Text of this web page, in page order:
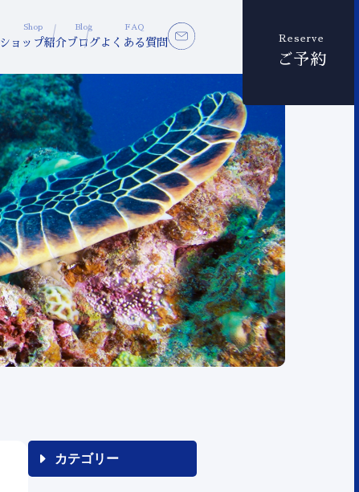
Shop
ショップ紹介
Blog
ブログ
FAQ
よくある質問 Reserve
ご予約
カテゴリー